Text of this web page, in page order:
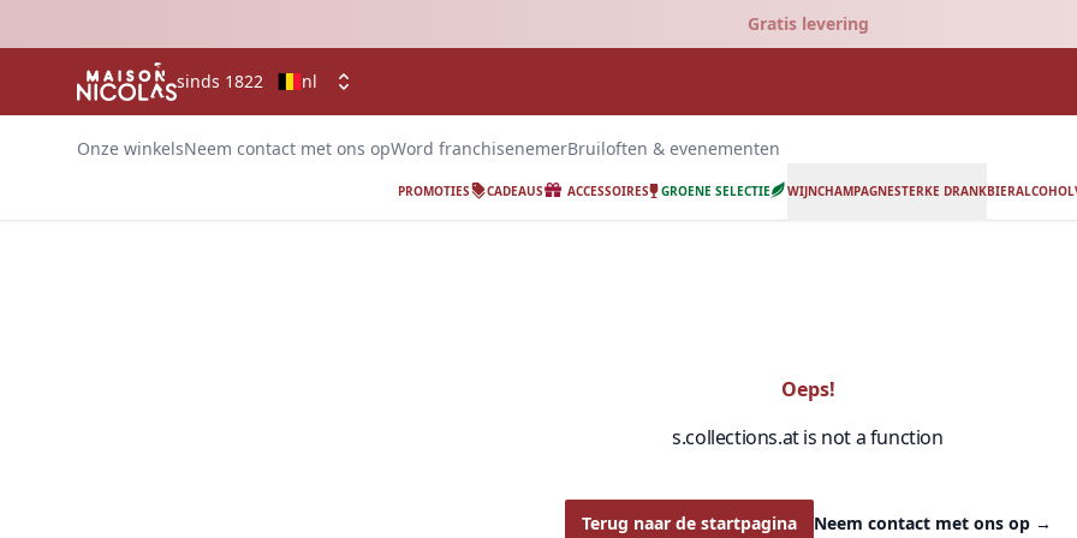
Gratis levering
sinds 1822 nl
Onze winkelsNeem contact met ons opWord franchisenemerBruiloften & evenementen
PROMOTIES CADEAUS ACCESSOIRES GROENE SELECTIE WIJNCHAMPAGNESTERKE DRANKBIER
Oeps!
s.collections.at is not a function
Terug naar de startpagina Neem contact met ons op →